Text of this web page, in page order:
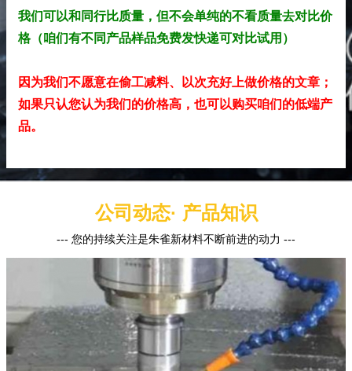
我们可以和同行比质量，但不会单纯的不看质量去对比价
格（咱们有不同产品样品免费发快递可对比试用）
因为我们不愿意在偷工减料、以次充好上做价格的文章；
如果只认您认为我们的价格高，也可以购买咱们的低端产
品。
公司动态· 产品知识
--- 您的持续关注是朱雀新材料不断前进的动力 ---